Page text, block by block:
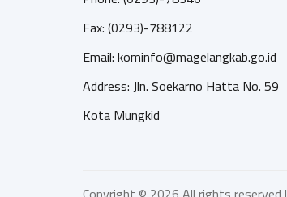
Fax: (0293)-788122
Email: kominfo@magelangkab.go.id
Address: Jln. Soekarno Hatta No. 59
Kota Mungkid